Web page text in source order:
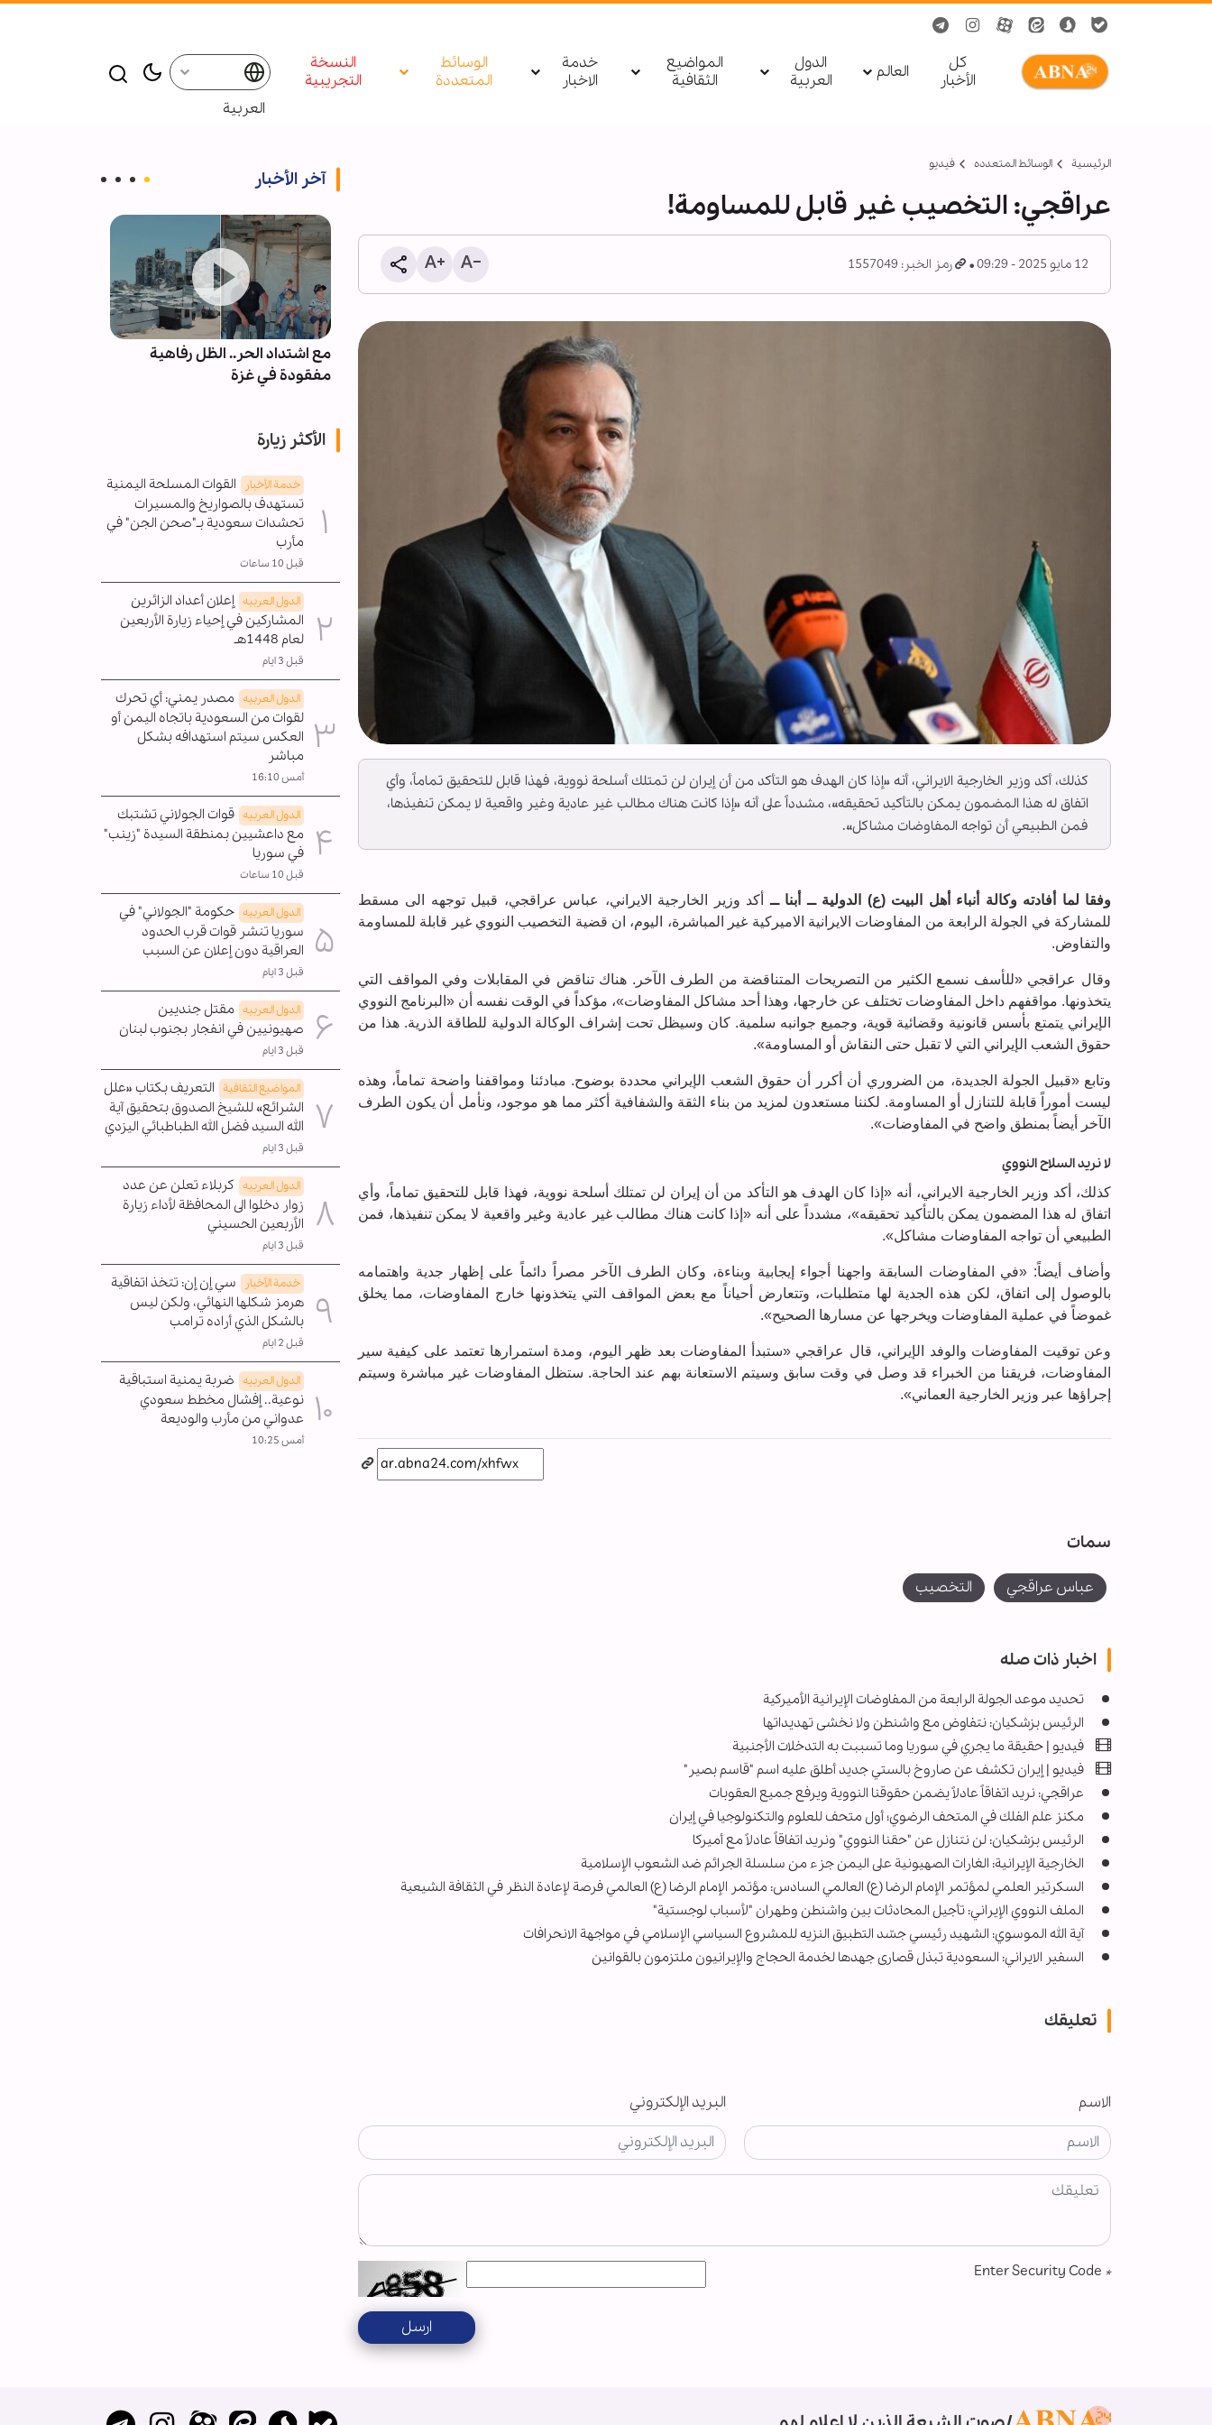
کل
الأخبار
العالم
الدول
العربیة
المواضيع
الثقافية
خدمة
الاخبار
الوسائط
المتعددة
النسخة
التجريبية
العربية
الرئيسية الوسائط المتعدده فیدیو
عراقجي: التخصيب غير قابل للمساومة!
12 مايو 2025 - 09:29 رمز الخبر: 1557049
كذلك، أكد وزير الخارجية الايراني، أنه «إذا كان الهدف هو التأكد من أن إيران لن تمتلك أسلحة نووية، فهذا قابل للتحقيق تماماً، وأي
اتفاق له هذا المضمون يمكن بالتأكيد تحقيقه»، مشدداً على أنه «إذا كانت هناك مطالب غير عادية وغير واقعية لا يمكن تنفيذها،
فمن الطبيعي أن تواجه المفاوضات مشاكل».
وفقا لما أفادته وكالة أنباء أهل البيت (ع) الدولية ــ أبنا ــ أكد وزير الخارجية الايراني، عباس عراقجي، قبيل توجهه الى مسقط
للمشاركة في الجولة الرابعة من المفاوضات الايرانية الاميركية غير المباشرة، اليوم، ان قضية التخصيب النووي غير قابلة للمساومة
والتفاوض.
وقال عراقجي «للأسف نسمع الكثير من التصريحات المتناقضة من الطرف الآخر. هناك تناقض في المقابلات وفي المواقف التي
يتخذونها. مواقفهم داخل المفاوضات تختلف عن خارجها، وهذا أحد مشاكل المفاوضات»، مؤكداً في الوقت نفسه أن «البرنامج النووي
الإيراني يتمتع بأسس قانونية وقضائية قوية، وجميع جوانبه سلمية. كان وسيظل تحت إشراف الوكالة الدولية للطاقة الذرية. هذا من
حقوق الشعب الإيراني التي لا تقبل حتى النقاش أو المساومة».
وتابع «قبيل الجولة الجديدة، من الضروري أن أكرر أن حقوق الشعب الإيراني محددة بوضوح. مبادئنا ومواقفنا واضحة تماماً، وهذه
ليست أموراً قابلة للتنازل أو المساومة. لكننا مستعدون لمزيد من بناء الثقة والشفافية أكثر مما هو موجود، ونأمل أن يكون الطرف
الآخر أيضاً بمنطق واضح في المفاوضات».
لا نريد السلاح النووي
كذلك، أكد وزير الخارجية الايراني، أنه «إذا كان الهدف هو التأكد من أن إيران لن تمتلك أسلحة نووية، فهذا قابل للتحقيق تماماً، وأي
اتفاق له هذا المضمون يمكن بالتأكيد تحقيقه»، مشدداً على أنه «إذا كانت هناك مطالب غير عادية وغير واقعية لا يمكن تنفيذها، فمن
الطبيعي أن تواجه المفاوضات مشاكل».
وأضاف أيضاً: «في المفاوضات السابقة واجهنا أجواء إيجابية وبناءة، وكان الطرف الآخر مصراً دائماً على إظهار جدية واهتمامه
بالوصول إلى اتفاق، لكن هذه الجدية لها متطلبات، وتتعارض أحياناً مع بعض المواقف التي يتخذونها خارج المفاوضات، مما يخلق
غموضاً في عملية المفاوضات ويخرجها عن مسارها الصحيح».
وعن توقيت المفاوضات والوفد الإيراني، قال عراقجي «ستبدأ المفاوضات بعد ظهر اليوم، ومدة استمرارها تعتمد على كيفية سير
المفاوضات، فريقنا من الخبراء قد وصل في وقت سابق وسيتم الاستعانة بهم عند الحاجة. ستظل المفاوضات غير مباشرة وسيتم
إجراؤها عبر وزير الخارجية العماني».
سمات
عباس عراقجي التخصيب
اخبار ذات صله
تحديد موعد الجولة الرابعة من المفاوضات الإيرانية الأميركية
الرئيس بزشكيان: نتفاوض مع واشنطن ولا نخشى تهديداتها
فيديو | حقیقة ما يجري في سوريا وما تسببت به التدخلات الأجنبية
فيديو | إيران تكشف عن صاروخ بالستي جديد أطلق عليه اسم "قاسم بصير"
عراقجي: نريد اتفاقاً عادلاً يضمن حقوقنا النووية ويرفع جميع العقوبات
مکنز علم الفلك في المتحف الرضوي؛ أول متحف للعلوم والتكنولوجيا في إيران
الرئيس بزشكيان: لن نتنازل عن "حقنا النووي" ونريد اتفاقاً عادلاً مع أميركا
الخارجية الإيرانية: الغارات الصهيونية على اليمن جزء من سلسلة الجرائم ضد الشعوب الإسلامية
السكرتير العلمي لمؤتمر الإمام الرضا (ع) العالمي السادس: مؤتمر الإمام الرضا (ع) العالمي فرصة لإعادة النظر في الثقافة الشيعية
الملف النووي الإيراني: تأجيل المحادثات بين واشنطن وطهران "لأسباب لوجستية"
آية الله الموسوي: الشهيد رئيسي جسّد التطبيق النزيه للمشروع السياسي الإسلامي في مواجهة الانحرافات
السفیر الایراني: السعودية تبذل قصارى جهدها لخدمة الحجاج والإيرانيون ملتزمون بالقوانين
تعليقك
الاسم البريد الإلكتروني
*
ارسل
آخر الأخبار
آية الله بشير النجفي يلتقي بالأمين
العام للمجلس الشيعي الهندي
مع اشتداد الحر.. الظل رفاهية
مفقودة في غزة
الأكثر زيارة
خدمة الأخبار
القوات المسلحة اليمنية
تستهدف بالصواريخ والمسيرات
تحشدات سعودية بـ"صحن الجن" في
مأرب
قبل 10 ساعات
الدول العربیه إعلان أعداد الزائرين
المشاركين في إحياء زيارة الأربعين
لعام 1448هـ
قبل 3 ايام
الدول العربیه مصدر يمني: أي تحرك
لقوات من السعودية باتجاه اليمن أو
العكس سيتم استهدافه بشكل
مباشر
أمس 16:10
الدول العربیه قوات الجولاني تشتبك
مع داعشيين بمنطقة السيدة "زينب"
في سوريا
قبل 10 ساعات
الدول العربیه حكومة "الجولاني" في
سوريا تنشر قوات قرب الحدود
العراقية دون إعلان عن السبب
قبل 3 ايام
الدول العربیه مقتل جنديين
صهيونيين في انفجار بجنوب لبنان
قبل 3 ايام
المواضیع الثقافية التعريف بكتاب «علل
الشرائع» للشيخ الصدوق بتحقيق آية
الله السيد فضل الله الطباطبائي اليزدي
قبل 3 ايام
الدول العربیه كربلاء تعلن عن عدد
زوار دخلوا الى المحافظة لأداء زيارة
الأربعين الحسيني
قبل 3 ايام
خدمة الأخبار
سي إن إن: تتخذ اتفاقية
هرمز شكلها النهائي، ولكن ليس
بالشكل الذي أراده ترامب
قبل 2 ايام
الدول العربیه ضربة يمنية استباقية
نوعية.. إفشال مخطط سعودي
عدواني من مأرب والوديعة
أمس 10:25